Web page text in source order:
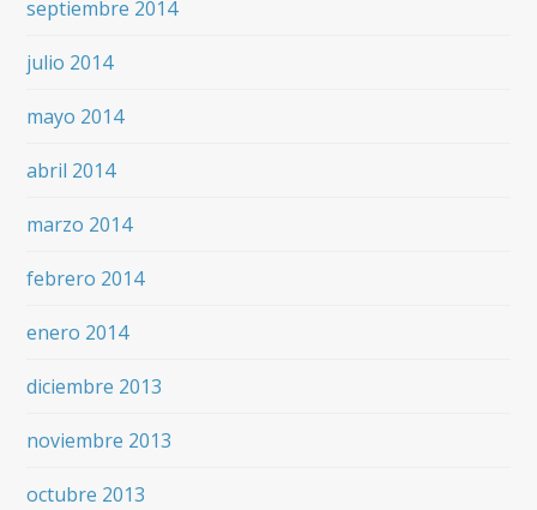
septiembre 2014
julio 2014
mayo 2014
abril 2014
marzo 2014
febrero 2014
enero 2014
diciembre 2013
noviembre 2013
octubre 2013